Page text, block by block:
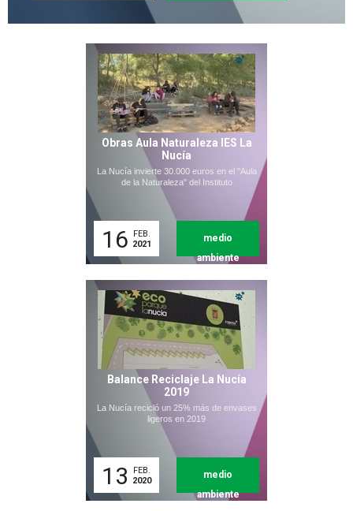
Obras Aula Naturaleza IES La
Nucía
La Nucía invierte 30.000 euros en el "Aula
de la Naturaleza" del Instituto
16
FEB.
2021
medio
ambiente
Balance Reciclaje La Nucía
2019
La Nucía recicló un 25% más de envases
ligeros en 2019
13
FEB.
2020
medio
ambiente